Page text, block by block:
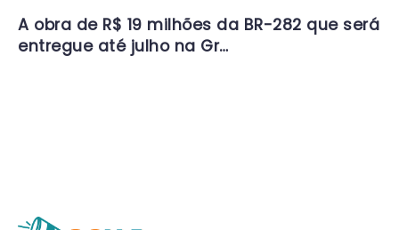
A obra de R$ 19 milhões da BR-282 que será
entregue até julho na Gr…